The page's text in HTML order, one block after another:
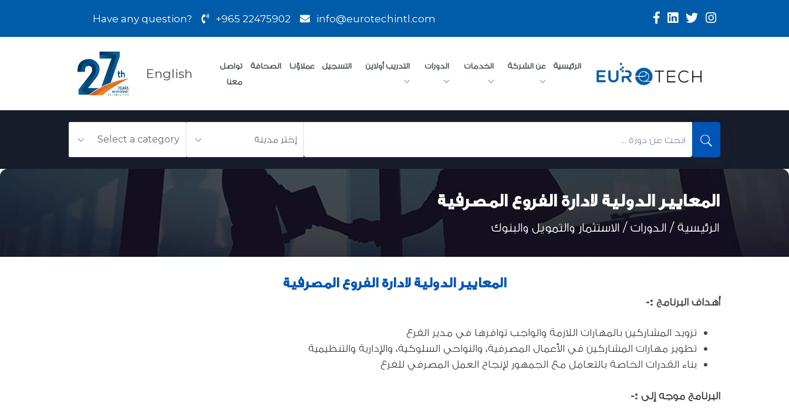
Have any question? +965 22475902 info@eurotechintl.com
الرئيسية عن الشركة الخدمات الدورات التدريب أولاين التسجيل عملاؤنـا الصحافة
تواصل
معنا
English
المعايير الدولية لادارة الفروع المصرفية
الرئيسية /الدورات /الاستثمار والتمويل والبنوك
المعايير الدولية لادارة الفروع المصرفية
أهداف البرنامج :-
تزويد المشاركين بالمهارات اللازمة والواجب توافرها في مدير الفرع
تطوير مهارات المشاركين في الأعمال المصرفية، والنواحي السلوكية، والإدارية والتنظيمية
بناء القدرات الخاصة بالتعامل مع الجمهور لإنجاح العمل المصرفي للفرع
البرنامج موجه إلى :-